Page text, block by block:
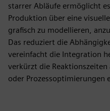
starrer Abläufe ermöglicht
Produktion über eine
grafisch zu modellieren,
Das reduziert die
vereinfacht die Integration
verkürzt die
oder Prozessoptimierungen